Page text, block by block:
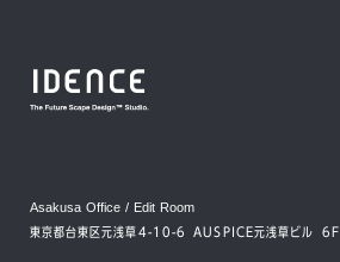
Asakusa Office / Edit Room
東京都台東区元浅草4-10-6 AUSPICE元浅草ビル 6F